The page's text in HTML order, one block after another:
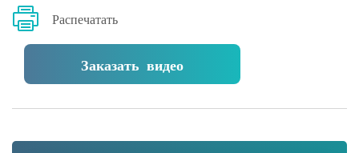
Распечатать
Заказать видео